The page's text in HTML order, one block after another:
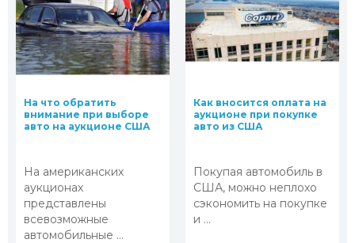
На что обратить
внимание при выборе
авто на аукционе США
На американских
аукционах
представлены
всевозможные
автомобильные ...
Как вносится оплата на
аукционе при покупке
авто из США
Покупая автомобиль в
США, можно неплохо
сэкономить на покупке
и ...